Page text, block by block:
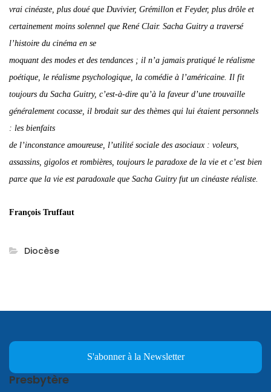
vrai cinéaste, plus doué que Duvivier, Grémillon et Feyder, plus drôle et
certainement moins solennel que René Clair. Sacha Guitry a traversé
l’histoire du cinéma en se
moquant des modes et des tendances ; il n’a jamais pratiqué le réalisme
poétique, le réalisme psychologique, la comédie à l’américaine. Il fit
toujours du Sacha Guitry, c’est-à-dire qu’à la faveur d’une trouvaille
généralement cocasse, il brodait sur des thèmes qui lui étaient personnels
: les bienfaits
de l’inconstance amoureuse, l’utilité sociale des asociaux : voleurs,
assassins, gigolos et rombières, toujours le paradoxe de la vie et c’est bien
parce que la vie est paradoxale que Sacha Guitry fut un cinéaste réaliste.
François Truffaut
Diocèse
S'abonner à la Newsletter
Presbytère